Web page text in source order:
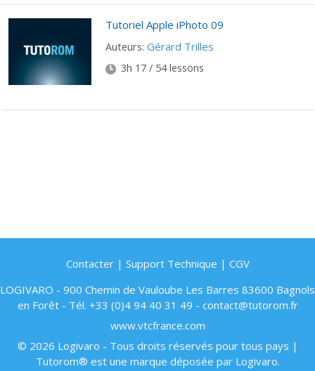
Tutoriel Apple iPhoto 09
Auteurs: Gérard Trilles
3h 17 / 54 lessons
Contacter | Support Technique | CGV
LOGIVARO - 900 Chemin de Vauloube Les Barres 83600 Bagnols
en Forêt - Tél. +33 (0)4 94 40 31 49 - contact@tutorom.fr
www.vtcfrance.com
© 2026 Logivaro - Tous droits réservés pour tous pays |
Tutorom® est une marque déposée par Logivaro.